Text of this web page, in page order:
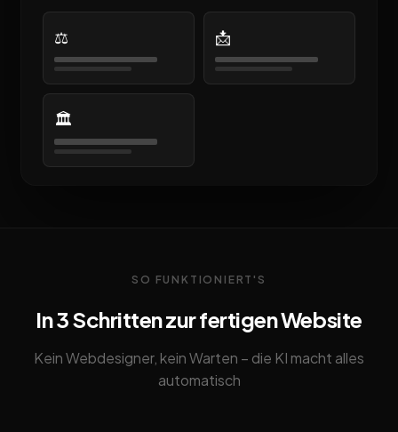
⚖️ 📩
🏛️
SO FUNKTIONIERT'S
In 3 Schritten zur fertigen Website
Kein Webdesigner, kein Warten – die KI macht alles
automatisch